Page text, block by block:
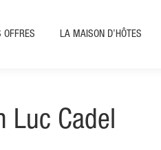
OFFRES LA MAISON D’HÔTES
Luc Cadel